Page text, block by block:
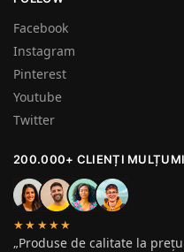
Facebook
Instagram
Pinterest
Youtube
Twitter
200.000+ CLIENȚI
★★★★★
„Produse de calitate la